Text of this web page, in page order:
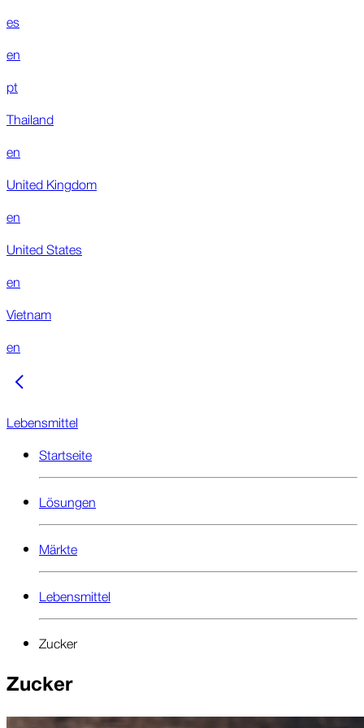
es
en
pt
Thailand
en
United Kingdom
en
United States
en
Vietnam
en
Lebensmittel
Startseite
Lösungen
Märkte
Lebensmittel
Zucker
Zucker